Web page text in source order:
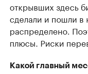
открывших здесь
сделали и пошли в
распределено.
плюсы. Риски
Какой главный